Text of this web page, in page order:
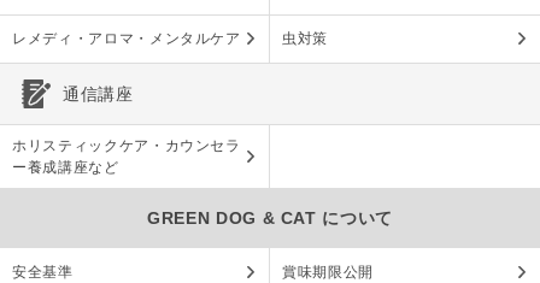
レメディ・アロマ・メンタルケア 虫対策
通信講座
ホリスティックケア・カウンセラ
ー養成講座など
GREEN DOG & CAT について
安全基準 賞味期限公開